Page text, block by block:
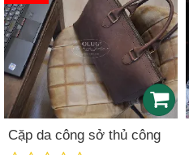
Cặp da công sở thủ công